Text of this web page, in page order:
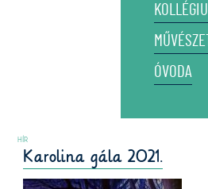
ÓVODA
Karolina gála 2021.